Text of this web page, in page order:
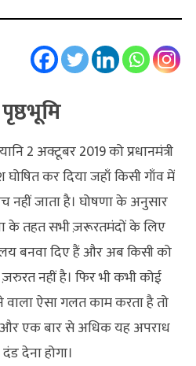
2 अक्टूबर 2019 को प्रधानमंत्री
कर दिया जहाँ किसी गाँव में
जाता है। घोषणा के अनुसार
के तहत सभी ज़रूरतमंदों के लिए
बनवा दिए हैं और अब किसी को
नहीं है। फिर भी कभी कोई
ऐसा गलत काम करता है तो
एक बार से अधिक यह अपराध
देना होगा।